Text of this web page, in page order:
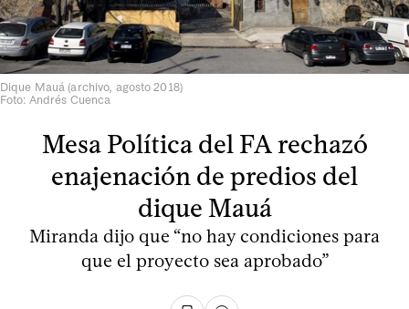
Dique Mauá (archivo, agosto 2018)
Foto: Andrés Cuenca
Mesa Política del FA rechazó
enajenación de predios del
dique Mauá
Miranda dijo que “no hay condiciones para
que el proyecto sea aprobado”